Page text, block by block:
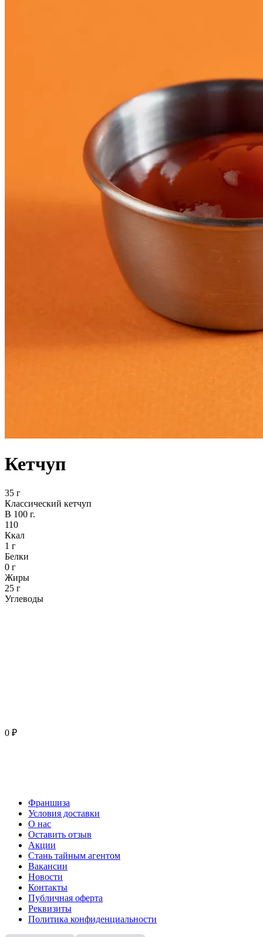
Кетчуп
35 г
Классический кетчуп
В 100 г.
110
Ккал
1 г
Белки
0 г
Жиры
25 г
Углеводы
0 ₽
Франшиза
Условия доставки
О нас
Оставить отзыв
Акции
Стань тайным агентом
Вакансии
Новости
Контакты
Публичная оферта
Реквизиты
Политика конфиденциальности